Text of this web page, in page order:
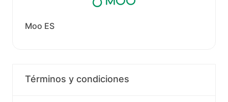
Moo ES
Términos y condiciones